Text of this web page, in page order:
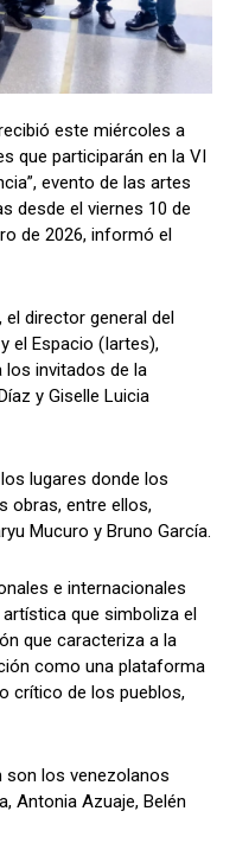
este miércoles a
que participarán en la VI
evento de las artes
desde el viernes 10 de
de 2026, informó el
el director general del
el Espacio (Iartes),
los invitados de la
y Giselle Luicia
lugares donde los
obras, entre ellos,
Mucuro y Bruno García.
e internacionales
que simboliza el
que caracteriza a la
como una plataforma
crítico de los pueblos,
son los venezolanos
Antonia Azuaje, Belén